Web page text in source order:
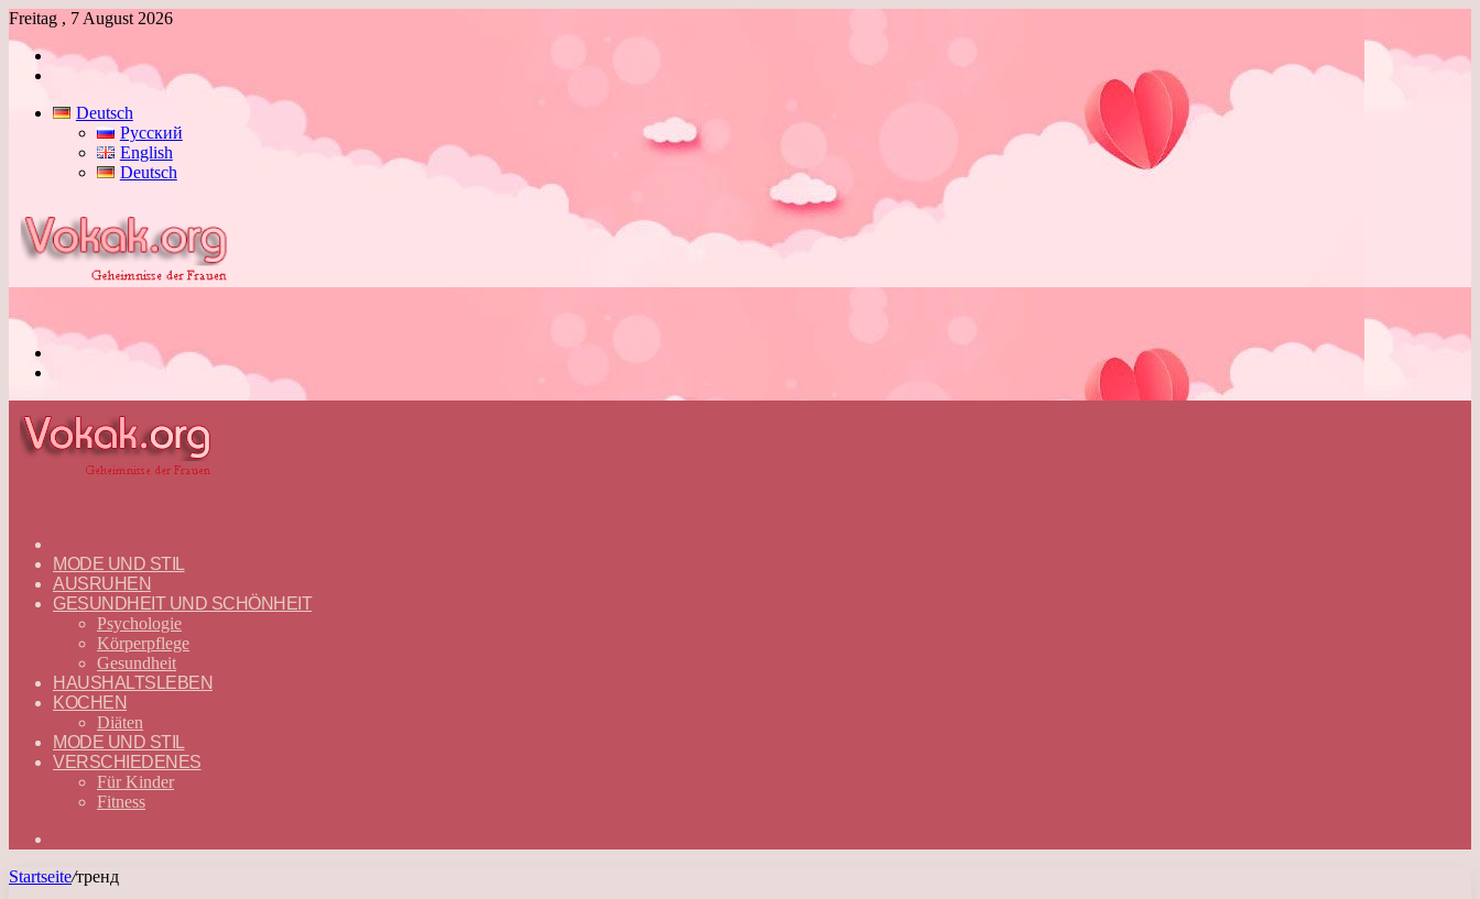
Freitag , 7 August 2026
Anmelden
Deutsch
Русский
English
Deutsch
—
DEUTSCH
MODE UND STIL
AUSRUHEN
GESUNDHEIT UND SCHÖNHEIT
Psychologie
Körperpflege
Gesundheit
HAUSHALTSLEBEN
KOCHEN
Diäten
MODE UND STIL
VERSCHIEDENES
Für Kinder
Fitness
Startseite/тренд